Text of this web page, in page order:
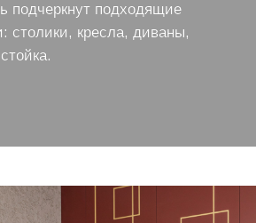
подчеркнут подходящие
столики, кресла, диваны,